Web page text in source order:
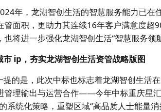
年，龙湖智创生活的智慧服务能力已
管面积，更助力其连续16年客户满意度超
也将进一步强化龙湖智创生活“智慧服务领
市 ip ，夯实龙湖智创生活资管战略版图
提的是，此次中标也标志着龙湖智创生活
管理输出与运营合作——今年中标重庆星
系统化策略，重塑区域“高品质人士能量